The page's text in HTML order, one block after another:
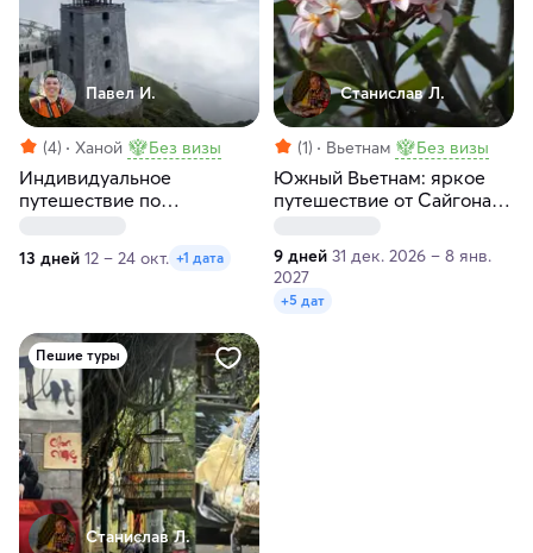
Павел И.
(4) Ханой Без визы
Индивидуальное
путешествие по
13 дней 12 – 24 окт. +1 дата
Станислав Л.
(1) Вьетнам Без визы
Южный Вьетнам: яркое
путешествие от Сайгона
9 дней 31 дек. 2026 – 8 янв.
2027
+5 дат
Пешие туры
Станислав Л.